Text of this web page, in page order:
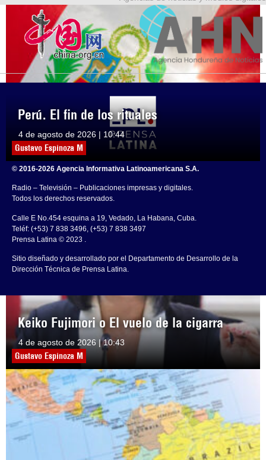
Perú. El fin de los rituales
4 de agosto de 2026 | 10:44
Gustavo Espinoza M
Keiko Fujimori o El vuelo de la cigarra
4 de agosto de 2026 | 10:43
Gustavo Espinoza M
© 2016-2026 Agencia Informativa Latinoamericana S.A.
Radio – Televisión – Publicaciones impresas y digitales.
Todos los derechos reservados.
Calle E No.454 esquina a 19, Vedado, La Habana, Cuba.
Teléf: (+53) 7 838 3496, (+53) 7 838 3497
Prensa Latina © 2023 .
Sitio diseñado y desarrollado por el Departamento de Desarrollo de la
Dirección Técnica de Prensa Latina.